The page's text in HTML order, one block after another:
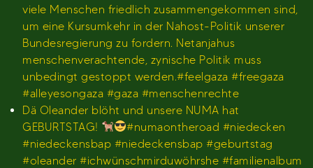
viele Menschen friedlich zusammengekommen sind,
um eine Kursumkehr in der Nahost-Politik unserer
Bundesregierung zu fordern. Netanjahus
menschenverachtende, zynische Politik muss
unbedingt gestoppt werden.#feelgaza #freegaza
#alleyesongaza #gaza #menschenrechte
Dä Oleander blöht und unsere NUMA hat
GEBURTSTAG!
#numaontheroad #niedecken
#niedeckensbap #niedeckensbap #geburtstag
#oleander #ichwünschmirduwöhrshe #familienalbum